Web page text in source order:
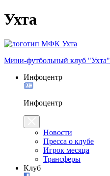
Ухта
Мини-футбольный клуб "Ухта"
Инфоцентр
Инфоцентр
Новости
Пресса о клубе
Игрок месяца
Трансферы
Клуб